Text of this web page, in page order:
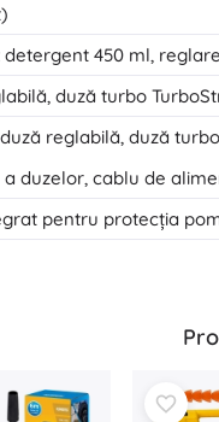
detergent 450 ml,
duză turbo
reglabilă, duză
duzelor, cablu de
pentru protecția